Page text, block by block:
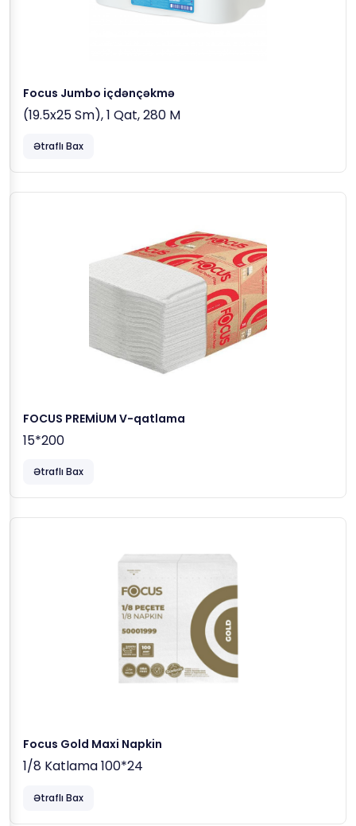
Focus Jumbo içdənçəkmə
(19.5x25 Sm), 1 Qat, 280 M
Ətraflı Bax
FOCUS PREMİUM V-qatlama
15*200
Ətraflı Bax
Focus Gold Maxi Napkin
1/8 Katlama 100*24
Ətraflı Bax